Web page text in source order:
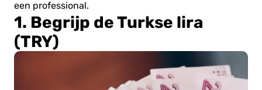
een professional.
1. Begrijp de Turkse lira
(TRY)